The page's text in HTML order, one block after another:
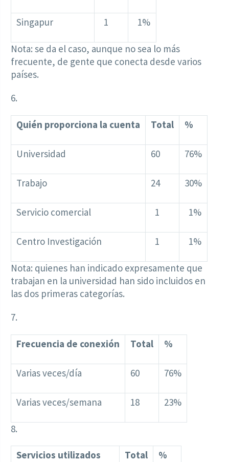
Singapur 1 1%
Nota: se da el caso, aunque no sea lo más
frecuente, de gente que conecta desde varios
países.
6.
Quién proporciona la cuenta Total %
Universidad 60 76%
Trabajo 24 30%
Servicio comercial 1 1%
Centro Investigación 1 1%
Nota: quienes han indicado expresamente que
trabajan en la universidad han sido incluidos en
las dos primeras categorías.
7.
Frecuencia de conexión Total %
Varias veces/día 60 76%
Varias veces/semana 18 23%
8.
Servicios utilizados Total %